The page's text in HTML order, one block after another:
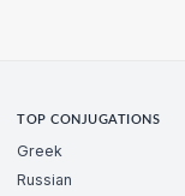
TOP CONJUGATIONS
Greek
Russian